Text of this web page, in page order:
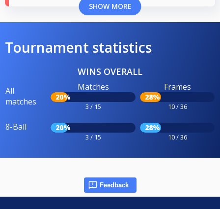
SHOW MORE
Tournament statistics
WINS OVERALL
All
matches
Matches
20%
3 / 15
Frames
28%
10 / 36
8-Ball 20%
3 / 15
28%
10 / 36
Feedback